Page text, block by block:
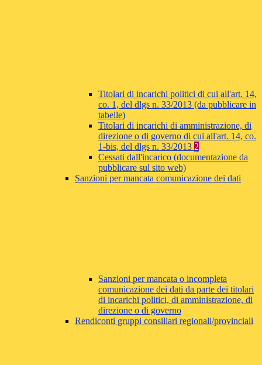
Titolari di incarichi politici di cui all'art. 14,
co. 1, del dlgs n. 33/2013 (da pubblicare in
tabelle)
Titolari di incarichi di amministrazione, di
direzione o di governo di cui all'art. 14, co.
1-bis, del dlgs n. 33/2013 2
Cessati dall'incarico (documentazione da
pubblicare sul sito web)
Sanzioni per mancata comunicazione dei dati
Sanzioni per mancata o incompleta
comunicazione dei dati da parte dei titolari
di incarichi politici, di amministrazione, di
direzione o di governo
Rendiconti gruppi consiliari regionali/provinciali